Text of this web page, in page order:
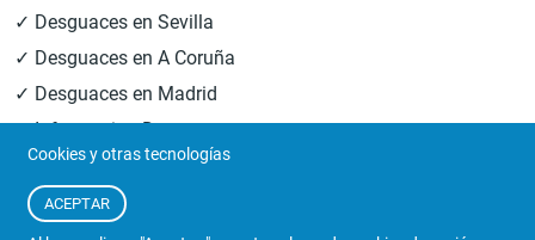
✓ Desguaces en Sevilla
✓ Desguaces en A Coruña
✓ Desguaces en Madrid
✓ Informacion Desguaces
© 2026Central Desguaces Europiezas
reservados.
Cookies y otras tecnologías
ACEPTAR